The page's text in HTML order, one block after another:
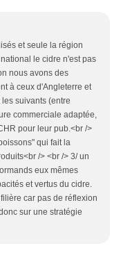
et seule la région
le cidre n'est pas
nous avons des
à ceux d'Angleterre et
suivants (entre
commerciale adaptée,
pour leur pub.<br />
qui fait la
/> <br /> 3/ un
eux mêmes
et vertus du cidre.
car pas de réflexion
sur une stratégie